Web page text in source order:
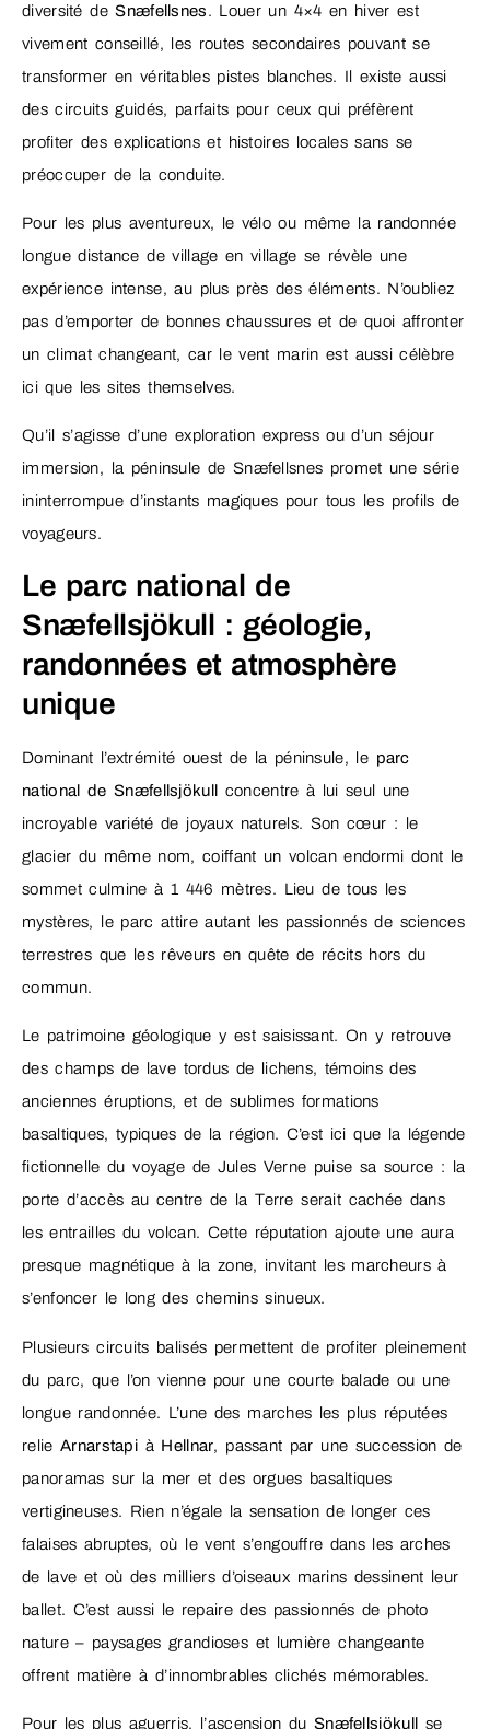
diversité deSnæfellsnes. Louer un 4×4 en hiver est
vivement conseillé, les routes secondaires pouvant se
transformer en véritables pistes blanches. Il existe aussi
des circuits guidés, parfaits pour ceux qui préfèrent
profiter des explications et histoires locales sans se
préoccuper de la conduite.
Pour les plus aventureux, le vélo ou même la randonnée
longue distance de village en village se révèle une
expérience intense, au plus près des éléments. N’oubliez
pas d’emporter de bonnes chaussures et de quoi affronter
un climat changeant, car le vent marin est aussi célèbre
ici que les sites themselves.
Qu’il s’agisse d’une exploration express ou d’un séjour
immersion, la péninsule de Snæfellsnes promet une série
ininterrompue d’instants magiques pour tous les profils de
voyageurs.
Le parc national de
Snæfellsjökull : géologie,
randonnées et atmosphère
unique
Dominant l’extrémité ouest de la péninsule, le parc
national de Snæfellsjökull concentre à lui seul une
incroyable variété de joyaux naturels. Son cœur : le
glacier du même nom, coiffant un volcan endormi dont le
sommet culmine à 1 446 mètres. Lieu de tous les
mystères, le parc attire autant les passionnés de sciences
terrestres que les rêveurs en quête de récits hors du
commun.
Le patrimoine géologique y est saisissant. On y retrouve
des champs de lave tordus de lichens, témoins des
anciennes éruptions, et de sublimes formations
basaltiques, typiques de la région. C’est ici que la légende
fictionnelle du voyage de Jules Verne puise sa source : la
porte d’accès au centre de la Terre serait cachée dans
les entrailles du volcan. Cette réputation ajoute une aura
presque magnétique à la zone, invitant les marcheurs à
s’enfoncer le long des chemins sinueux.
Plusieurs circuits balisés permettent de profiter pleinement
du parc, que l’on vienne pour une courte balade ou une
longue randonnée. L’une des marches les plus réputées
relie Arnarstapi à Hellnar, passant par une succession de
panoramas sur la mer et des orgues basaltiques
vertigineuses. Rien n’égale la sensation de longer ces
falaises abruptes, où le vent s’engouffre dans les arches
de lave et où des milliers d’oiseaux marins dessinent leur
ballet. C’est aussi le repaire des passionnés de photo
nature – paysages grandioses et lumière changeante
offrent matière à d’innombrables clichés mémorables.
Pour les plus aguerris, l’ascension du Snæfellsjökull se